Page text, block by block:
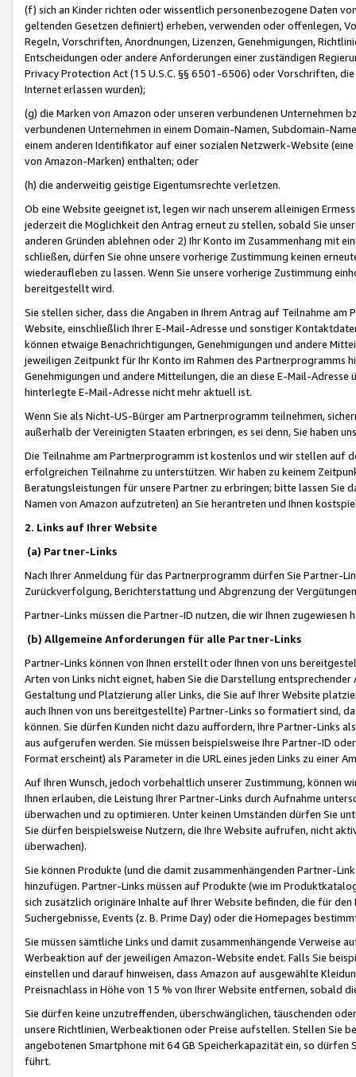
(f) sich an Kinder richten oder wissentlich personenbezogene Daten
geltenden Gesetzen definiert) erheben, verwenden oder offenlegen,
Regeln, Vorschriften, Anordnungen, Lizenzen, Genehmigungen,
Entscheidungen oder andere Anforderungen einer zuständigen
Privacy Protection Act (15 U.S.C. §§ 6501-6506) oder Vorschriften,
Internet erlassen wurden);
(g) die Marken von Amazon oder unseren verbundenen Unternehmen
verbundenen Unternehmen in einem Domain-Namen, Subdomain-
einem anderen Identifikator auf einer sozialen Netzwerk-Website
von Amazon-Marken) enthalten; oder
(h) die anderweitig geistige Eigentumsrechte verletzen.
Ob eine Website geeignet ist, legen wir nach unserem alleinigen
jederzeit die Möglichkeit den Antrag erneut zu stellen, sobald Sie
anderen Gründen ablehnen oder 2) Ihr Konto im Zusammenhang mit
schließen, dürfen Sie ohne unsere vorherige Zustimmung keinen
wiederaufleben zu lassen. Wenn Sie unsere vorherige Zustimmung
bereitgestellt wird.
Sie stellen sicher, dass die Angaben in Ihrem Antrag auf Teilnahme
Website, einschließlich Ihrer E-Mail-Adresse und sonstiger
können etwaige Benachrichtigungen, Genehmigungen und andere
jeweiligen Zeitpunkt für Ihr Konto im Rahmen des Partnerprogramms
Genehmigungen und andere Mitteilungen, die an diese E-Mail-
hinterlegte E-Mail-Adresse nicht mehr aktuell ist.
Wenn Sie als Nicht-US-Bürger am Partnerprogramm teilnehmen,
außerhalb der Vereinigten Staaten erbringen, es sei denn, Sie haben
Die Teilnahme am Partnerprogramm ist kostenlos und wir stellen auf
erfolgreichen Teilnahme zu unterstützen. Wir haben zu keinem
Beratungsleistungen für unsere Partner zu erbringen; bitte lassen Sie
Namen von Amazon aufzutreten) an Sie herantreten und Ihnen
2. Links auf Ihrer Website
(a) Partner-Links
Nach Ihrer Anmeldung für das Partnerprogramm dürfen Sie Partner-
Zurückverfolgung, Berichterstattung und Abgrenzung der
Partner-Links müssen die Partner-ID nutzen, die wir Ihnen zugewiesen
(b) Allgemeine Anforderungen für alle Partner-Links
Partner-Links können von Ihnen erstellt oder Ihnen von uns
Arten von Links nicht eignet, haben Sie die Darstellung
Gestaltung und Platzierung aller Links, die Sie auf Ihrer Website
auch Ihnen von uns bereitgestellte) Partner-Links so formatiert sind,
können. Sie dürfen Kunden nicht dazu auffordern, Ihre Partner-Links
aus aufgerufen werden. Sie müssen beispielsweise Ihre Partner-ID
Format erscheint) als Parameter in die URL eines jeden Links zu einer
Auf Ihren Wunsch, jedoch vorbehaltlich unserer Zustimmung, können
Ihnen erlauben, die Leistung Ihrer Partner-Links durch Aufnahme
überwachen und zu optimieren. Unter keinen Umständen dürfen Sie
Sie dürfen beispielsweise Nutzern, die Ihre Website aufrufen, nicht
überwachen).
Sie können Produkte (und die damit zusammenhängenden Partner-
hinzufügen. Partner-Links müssen auf Produkte (wie im
sich zusätzlich originäre Inhalte auf Ihrer Website befinden, die für
Suchergebnisse, Events (z. B. Prime Day) oder die Homepages
Sie müssen sämtliche Links und damit zusammenhängende
Werbeaktion auf der jeweiligen Amazon-Website endet. Falls Sie
einstellen und darauf hinweisen, dass Amazon auf ausgewählte
Preisnachlass in Höhe von 15 % von Ihrer Website entfernen, sobald
Sie dürfen keine unzutreffenden, überschwänglichen, täuschenden
unsere Richtlinien, Werbeaktionen oder Preise aufstellen. Stellen Sie
angebotenen Smartphone mit 64 GB Speicherkapazität ein, so dürfen
führt.